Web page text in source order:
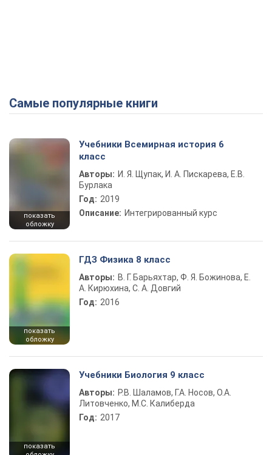
Самые популярные книги
показать
обложку
Учебники Всемирная история 6
класс
Авторы: И. Я. Щупак, И. А. Пискарева, Е.В.
Бурлака
Год: 2019
Описание: Интегрированный курс
показать
обложку
ГДЗ Физика 8 класс
Авторы: В. Г. Барьяхтар, Ф. Я. Божинова, Е.
А. Кирюхина, С. А. Довгий
Год: 2016
показать
Учебники Биология 9 класс
Авторы: Р.В. Шаламов, Г.А. Носов, О.А.
Литовченко, М.С. Калиберда
Год: 2017